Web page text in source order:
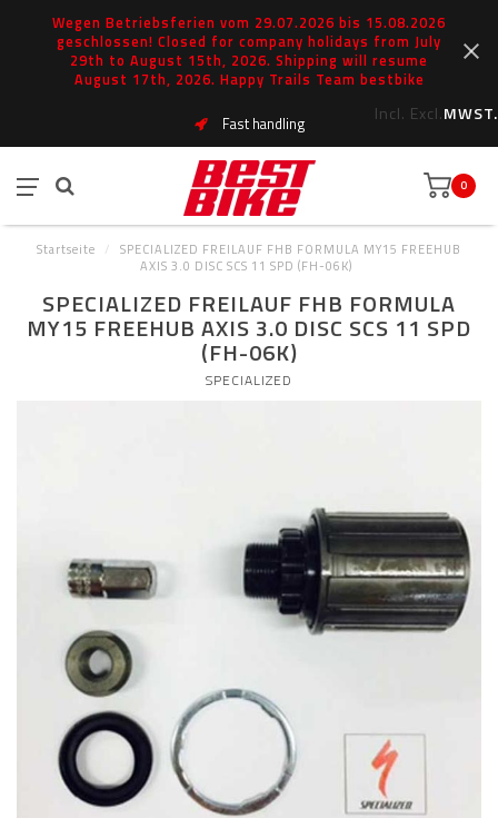
Wegen Betriebsferien vom 29.07.2026 bis 15.08.2026
geschlossen! Closed for company holidays from July
29th to August 15th, 2026. Shipping will resume
August 17th, 2026. Happy Trails Team bestbike
Incl. Excl.MWST.
Fast handling
0
Startseite /
SPECIALIZED FREILAUF FHB FORMULA MY15 FREEHUB
AXIS 3.0 DISC SCS 11 SPD (FH-06K)
SPECIALIZED FREILAUF FHB FORMULA
MY15 FREEHUB AXIS 3.0 DISC SCS 11 SPD
(FH-06K)
SPECIALIZED